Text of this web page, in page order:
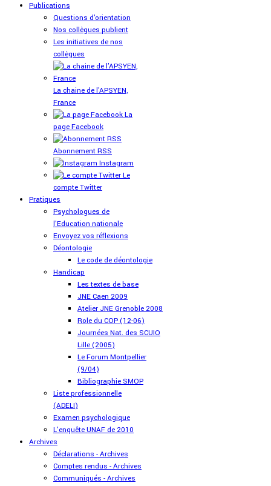
Publications
Questions d'orientation
Nos collègues publient
Les initiatives de nos
collègues
La chaine de l'APSYEN,
France
La
page Facebook
Abonnement RSS
Instagram
Le
compte Twitter
Pratiques
Psychologues de
l'Education nationale
Envoyez vos réflexions
Déontologie
Le code de déontologie
Handicap
Les textes de base
JNE Caen 2009
Atelier JNE Grenoble 2008
Role du COP (12-06)
Journées Nat. des SCUIO
Lille (2005)
Le Forum Montpellier
(9/04)
Bibliographie SMOP
Liste professionnelle
(ADELI)
Examen psychologique
L'enquête UNAF de 2010
Archives
Déclarations - Archives
Comptes rendus - Archives
Communiqués - Archives